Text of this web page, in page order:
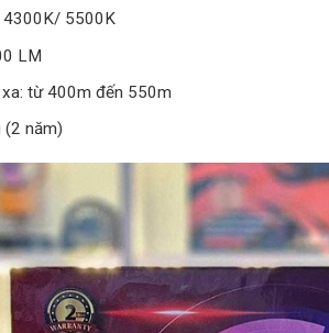
4300K/ 5500K
LM
từ 400m đến 550m
(2 năm)